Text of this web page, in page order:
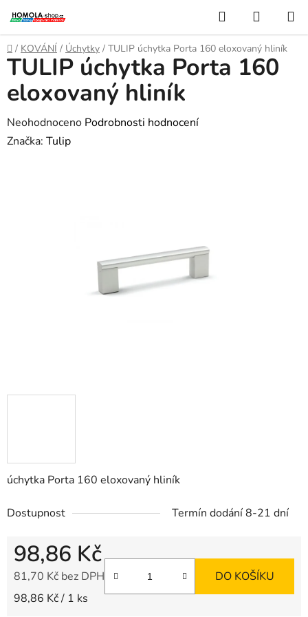
na
obsah
Hledat
KOŠÍK
Domů
/ KOVÁNÍ / Úchytky / TULIP úchytka Porta 160 eloxovaný hliník
úchytka Porta 160 eloxovaný hliník
Dostupnost Termín dodání 8-21 dní
98,86 Kč
81,70 Kč bez DPH
Měrná cena:
98,86 Kč / 1 ks
DO KOŠÍKU
TULIP úchytka Porta 160
eloxovaný hliník
Průměrné
hodnocení
Neohodnoceno Podrobnosti hodnocení
Značka: Tulip